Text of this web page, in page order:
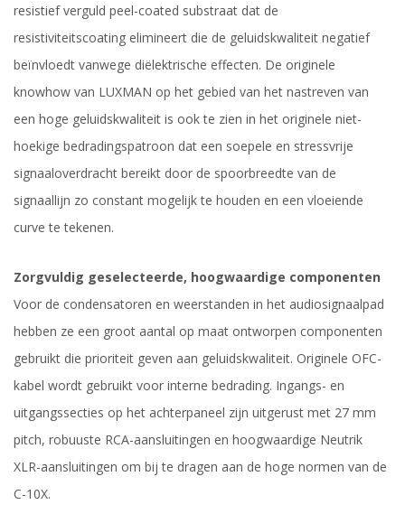
resistief verguld peel-coated substraat dat de
resistiviteitscoating elimineert die de geluidskwaliteit negatief
beïnvloedt vanwege diëlektrische effecten. De originele
knowhow van LUXMAN op het gebied van het nastreven van
een hoge geluidskwaliteit is ook te zien in het originele niet-
hoekige bedradingspatroon dat een soepele en stressvrije
signaaloverdracht bereikt door de spoorbreedte van de
signaallijn zo constant mogelijk te houden en een vloeiende
curve te tekenen.
Zorgvuldig geselecteerde, hoogwaardige componenten
Voor de condensatoren en weerstanden in het audiosignaalpad
hebben ze een groot aantal op maat ontworpen componenten
gebruikt die prioriteit geven aan geluidskwaliteit. Originele OFC-
kabel wordt gebruikt voor interne bedrading. Ingangs- en
uitgangssecties op het achterpaneel zijn uitgerust met 27 mm
pitch, robuuste RCA-aansluitingen en hoogwaardige Neutrik
XLR-aansluitingen om bij te dragen aan de hoge normen van de
C-10X.